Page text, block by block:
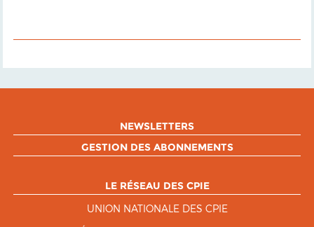
NEWSLETTERS
GESTION DES ABONNEMENTS
LE RÉSEAU DES CPIE
UNION NATIONALE DES CPIE